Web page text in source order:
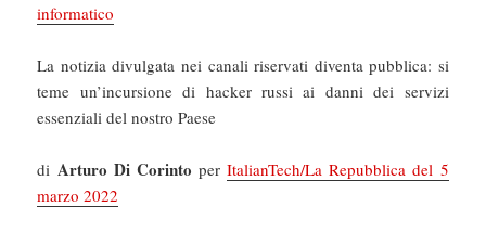
informatico
La notizia divulgata nei canali riservati diventa pubblica: si
teme un’incursione di hacker russi ai danni dei servizi
essenziali del nostro Paese
di Arturo Di Corinto perItalianTech/La Repubblica del 5
marzo 2022